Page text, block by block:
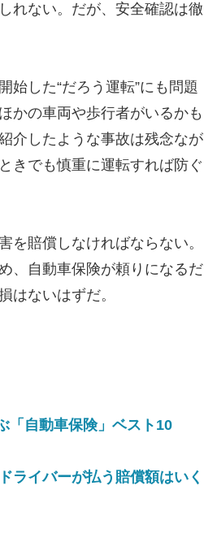
れない。だが、安全確認は徹
した“だろう運転”にも問題
かの車両や歩行者がいるかも
介したような事故は残念なが
きでも慎重に運転すれば防ぐ
賠償しなければならない。
、自動車保険が頼りになるだ
はないはずだ。
自動車保険」ベスト10
イバーが払う賠償額はいく